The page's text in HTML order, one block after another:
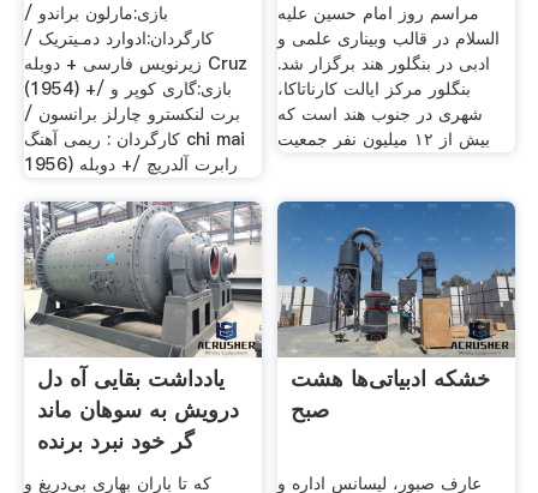
بازی:مارلون براندو /
کارگردان:ادوارد دمـیتریک /
زیرنویس فارسی + دوبله Cruz
(1954) +/ بازی:گاری کوپر و
برت لنکسترو چارلز برانسون /
کارگردان : ریمی آهنگ chi mai
رابرت آلدریچ /+ دوبله (1956
مراسم روز امام حسین علیه
السلام در قالب وبیناری علمی و
ادبی در بنگلور هند برگزار شد.
بنگلور مرکز ایالت کارناتاکا،
شهری در جنوب هند است که
بیش از ۱۲ میلیون نفر جمعیت
یادداشت بقایی آه دل
درویش به سوهان ماند
گر خود نبرد برنده
که تا باران بهاری بی‌دریغ و
خشکه‌ ادبیاتی‌ها هشت
صبح
عارف صبور، لیسانس اداره و